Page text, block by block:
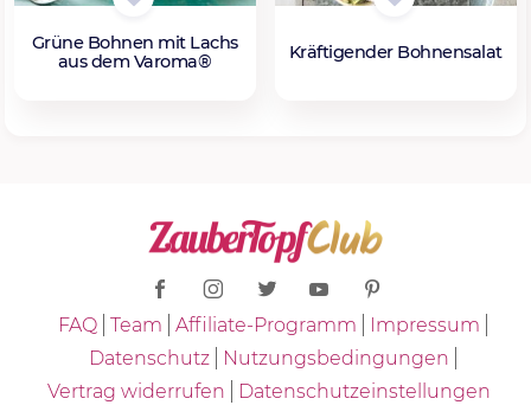
Grüne Bohnen mit Lachs
aus dem Varoma®
Kräftigender Bohnensalat
FAQ Team Affiliate-Programm
Impressum
Datenschutz
Nutzungsbedingungen
Vertrag widerrufen
Datenschutzeinstellungen